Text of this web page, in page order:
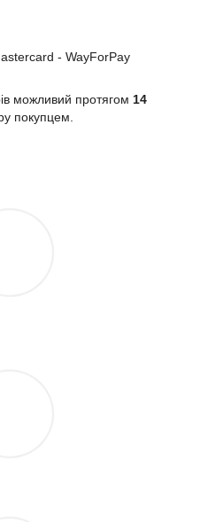
- WayForPay
можливий протягом 14
покупцем.